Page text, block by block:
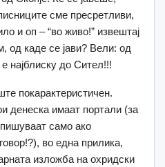
сме пресретливи,
и оп – “во живо!” извештај
каде се јави? Вели: од
е најблиску до Сител!!!
покарактеристичен.
денеска имаат портали (за
само ако
во една прилика,
изложба на охридски